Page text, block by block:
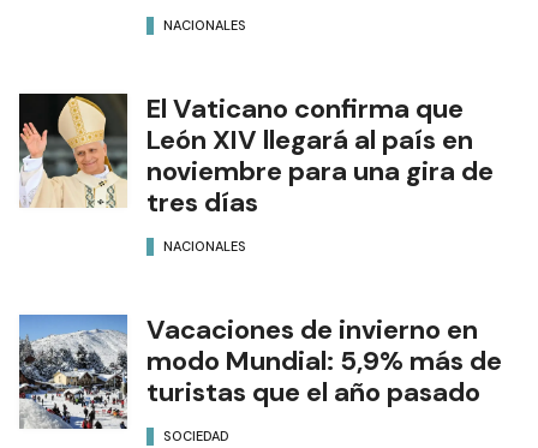
NACIONALES
El Vaticano confirma que
León XIV llegará al país en
noviembre para una gira de
tres días
NACIONALES
Vacaciones de invierno en
modo Mundial: 5,9% más de
turistas que el año pasado
SOCIEDAD